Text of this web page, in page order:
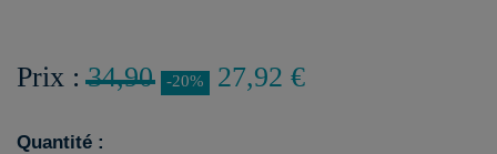
Prix :34,90 -20% 27,92 €
Quantité :